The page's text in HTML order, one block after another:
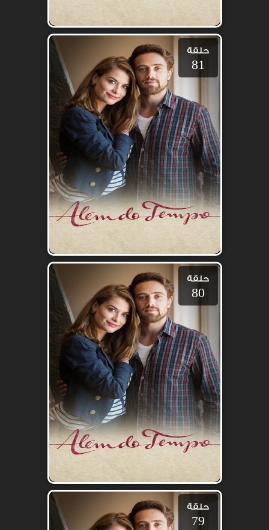
حلقة
81
حلقة
80
حلقة
79